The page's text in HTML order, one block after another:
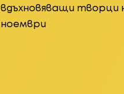
вдъхновяващи творци
ноември